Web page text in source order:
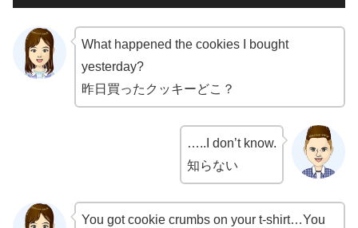
声
レ
What happened the cookies I bought
yesterday?
昨日買ったクッキーどこ？
…..I don’t know.
知らない
You got cookie crumbs on your t-shirt…You